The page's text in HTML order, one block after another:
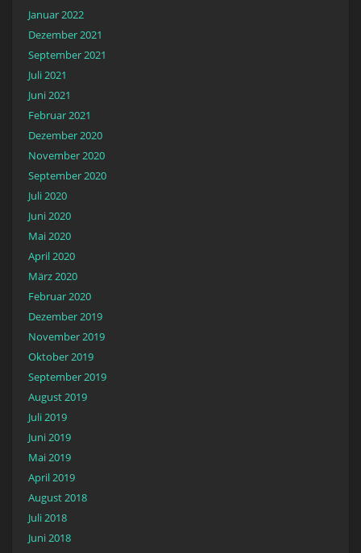
Januar 2022
Dezember 2021
September 2021
Juli 2021
Juni 2021
Februar 2021
Dezember 2020
November 2020
September 2020
Juli 2020
Juni 2020
Mai 2020
April 2020
März 2020
Februar 2020
Dezember 2019
November 2019
Oktober 2019
September 2019
August 2019
Juli 2019
Juni 2019
Mai 2019
April 2019
August 2018
Juli 2018
Juni 2018